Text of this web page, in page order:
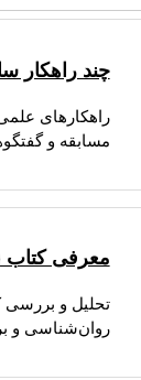
چند راهکار
راهکارهای
مسابقه و
معرفی کتاب (۸۶) | فلسفه علم
تحلیل و بررسی
روان‌شناسی و